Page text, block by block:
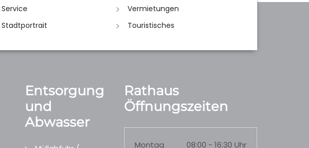
Service
Vermietungen
Stadtportrait
Touristisches
Entsorgung
und
Abwasser
Rathaus
Öffnungszeiten
Montag 08:00 - 16:30 Uhr